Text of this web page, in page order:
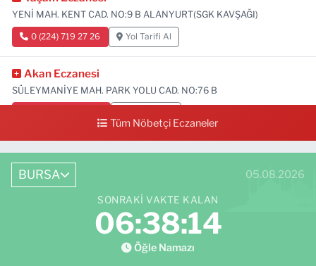
YENİ MAH. KENT CAD. NO:9 B ALANYURT(SGK KAVŞAĞI)
0 (224) 719 27 26 Yol Tarifi Al
Akan Eczanesi
SÜLEYMANİYE MAH. PARK YOLU CAD. NO:76 B
Tüm Nöbetçi Eczaneler
BURSA 05.08.2026
SONRAKI VAKTE KALAN
06:38:13
Öğle Namazı